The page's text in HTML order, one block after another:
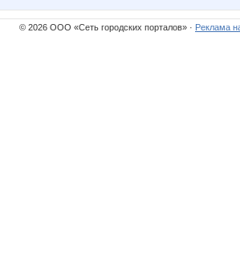
© 2026 ООО «Сеть городских порталов» · Реклама